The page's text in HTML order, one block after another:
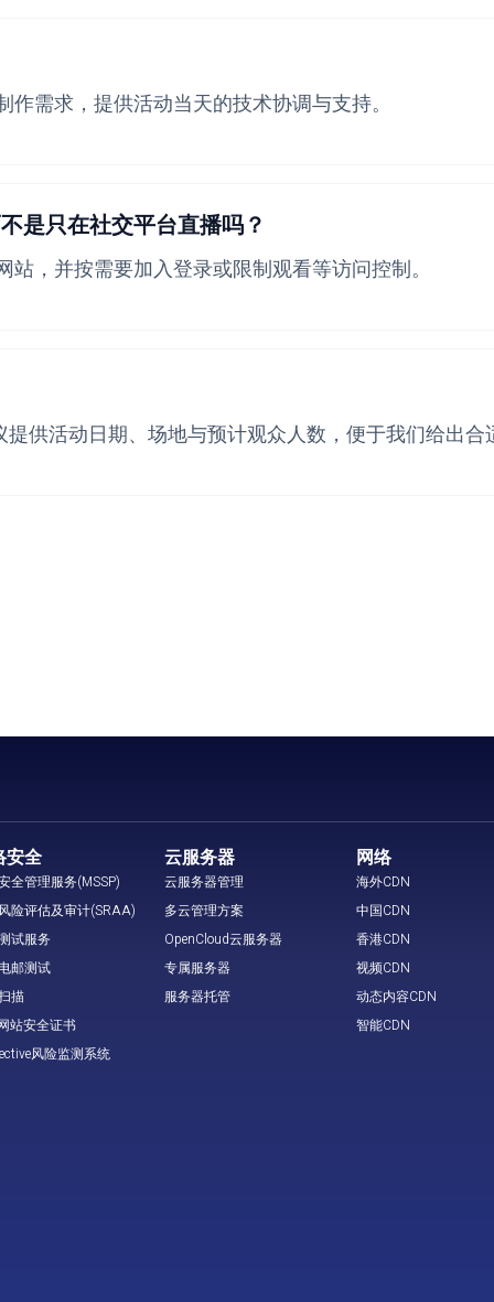
需求，提供活动当天的技术协调与支持。
是只在社交平台直播吗？
，并按需要加入登录或限制观看等访问控制。
提供活动日期、场地与预计观众人数，便于我们给出
安全
全管理服务(MSSP)
险评估及审计(SRAA)
试服务
邮测试
描
站安全证书
风险监测系统
云服务器
云服务器管理
多云管理方案
OpenCloud云服务器
专属服务器
服务器托管
网络
海外CDN
中国CDN
香港CDN
视频CDN
动态内容CDN
智能CDN